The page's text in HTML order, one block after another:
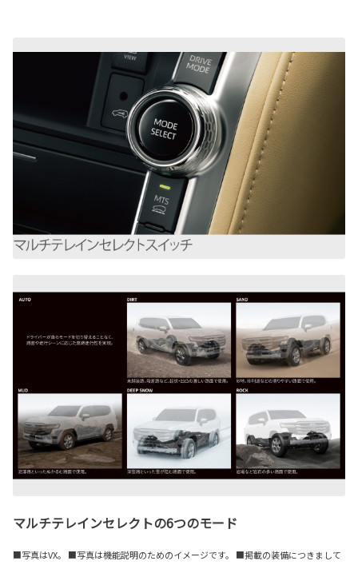
マルチテレインセレクトの6つのモード
■写真はVX。 ■写真は機能説明のためのイメージです。 ■掲載の装備につきまして